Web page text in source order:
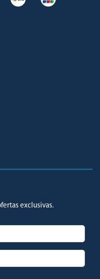
exclusivas.